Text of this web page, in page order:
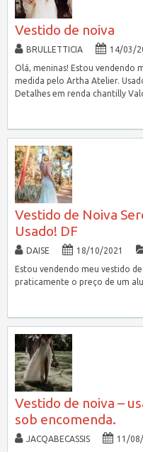
Vestido de noiva
BRULLETTICIA 14/03/
Olá, meninas! Estou vendendo
medida pelo Artha Atelier.
Detalhes em renda chantilly
Vestido de Noiva
Usado! DF
DAISE 18/10/2021
Estou vendendo meu vestido
praticamente o preço de um
Vestido de noiva –
sob encomenda.
JACQABECASSIS 11/